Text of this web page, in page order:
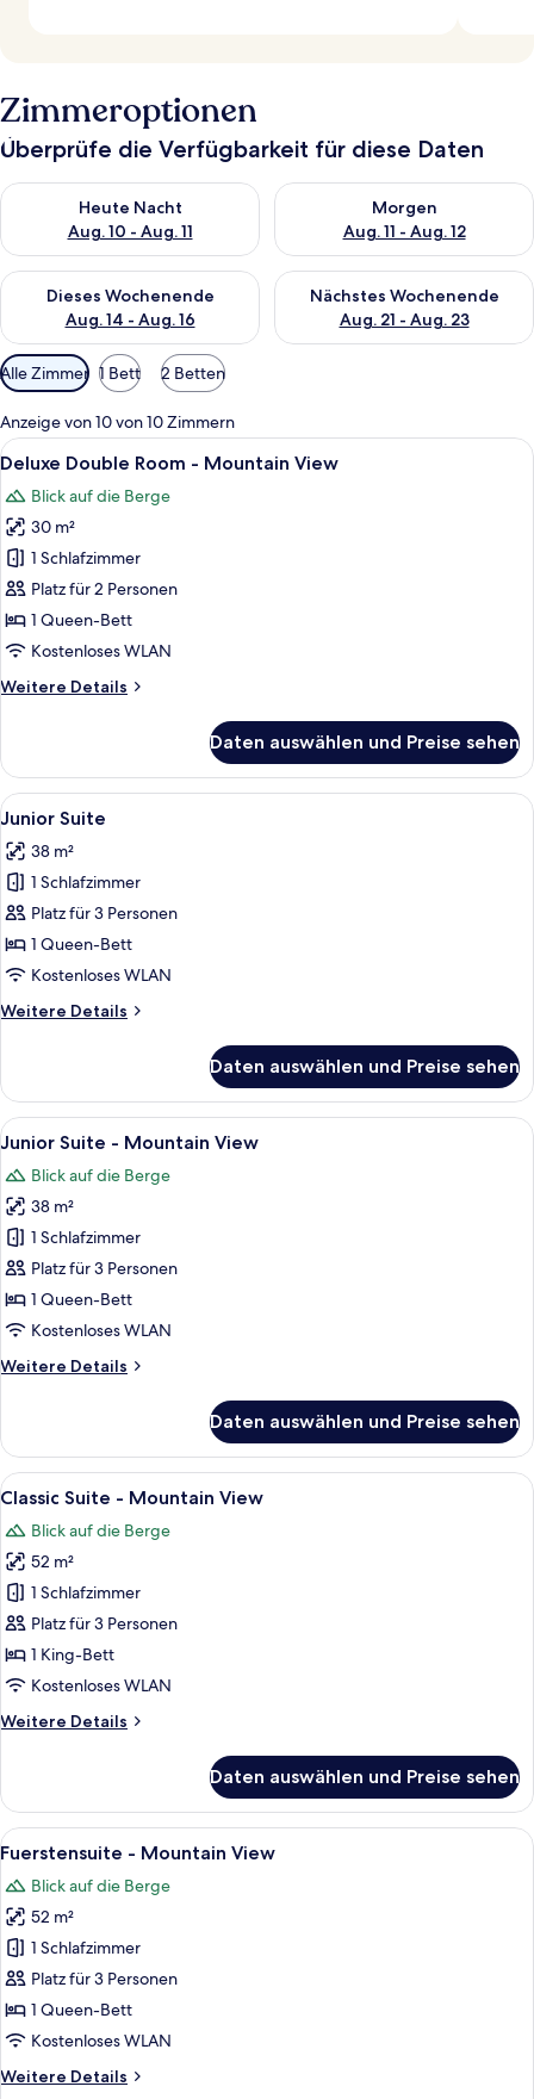
Zimmeroptionen
Überprüfe die Verfügbarkeit für diese Daten
Heute Nacht
Aug. 10 - Aug. 11
Überprüfe die Verfügbarkeit für heute Nacht, Aug. 10 - Aug.
Morgen
Aug. 11 - Aug. 12
Überprüfe die Verfügbarkeit
Dieses Wochenende
Aug. 14 - Aug. 16
Überprüfe die Verfügbarkeit für dieses Wochenende, Aug. 14
Nächstes Wochenende
Aug. 21 - Aug. 23
Überprüfe die Verfügbarkeit
Verfügbare
Filter
für
Zimmer
Alle Zimmer 1 Bett 2 Betten
Anzeige von 10 von 10 Zimmern
Alle
Fotos
für
Deluxe
Double
Room
-
Mountain
anzeigen
Ein Hotelzimmer mit Bett,
5
Deluxe Double Room - Mountain View
Blick auf die Berge
30 m²
1 Schlafzimmer
Platz für 2 Personen
1 Queen-Bett
Kostenloses WLAN
Weitere Details
Weitere
Double
Room
-
View
Daten auswählen und Preise sehen
Alle
Fotos
für
Junior
Suite
anzeigen
Ein gemütlicher Raum mit
6
Junior Suite
38 m²
1 Schlafzimmer
Platz für 3 Personen
1 Queen-Bett
Kostenloses WLAN
Weitere Details
Weitere
Suite
Daten auswählen und Preise sehen
Alle
Fotos
für
Junior
Suite
-
Mountain
View
Ein Schlafzimmer mit Bett, Holz-
6
Junior Suite - Mountain View
Blick auf die Berge
38 m²
1 Schlafzimmer
Platz für 3 Personen
1 Queen-Bett
Kostenloses WLAN
Weitere Details
Weitere
Suite
Mountain
Daten auswählen und Preise sehen
Alle
Fotos
für
Classic
Suite
-
Mountain
View
Ein gemütliches Wohnzimmer mit
5
Classic Suite - Mountain View
Blick auf die Berge
52 m²
1 Schlafzimmer
Platz für 3 Personen
1 King-Bett
Kostenloses WLAN
Weitere Details
Weitere
Suite
Mountain
Daten auswählen und Preise sehen
Alle
Fotos
für
Fuerstensuite
-
Mountain
View
anzeigen
Ein Schlafzimmer mit Holzwänden,
4
Fuerstensuite - Mountain View
Blick auf die Berge
52 m²
1 Schlafzimmer
Platz für 3 Personen
1 Queen-Bett
Kostenloses WLAN
Weitere Details
Weitere